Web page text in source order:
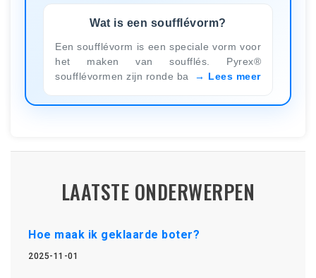
Wat is een soufflévorm?
Een soufflévorm is een speciale vorm voor
het maken van soufflés. Pyrex®
soufflévormen zijn ronde ba
Lees meer
LAATSTE ONDERWERPEN
Hoe maak ik geklaarde boter?
2025-11-01